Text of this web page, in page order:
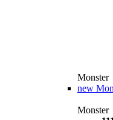
Monster
new
Monster